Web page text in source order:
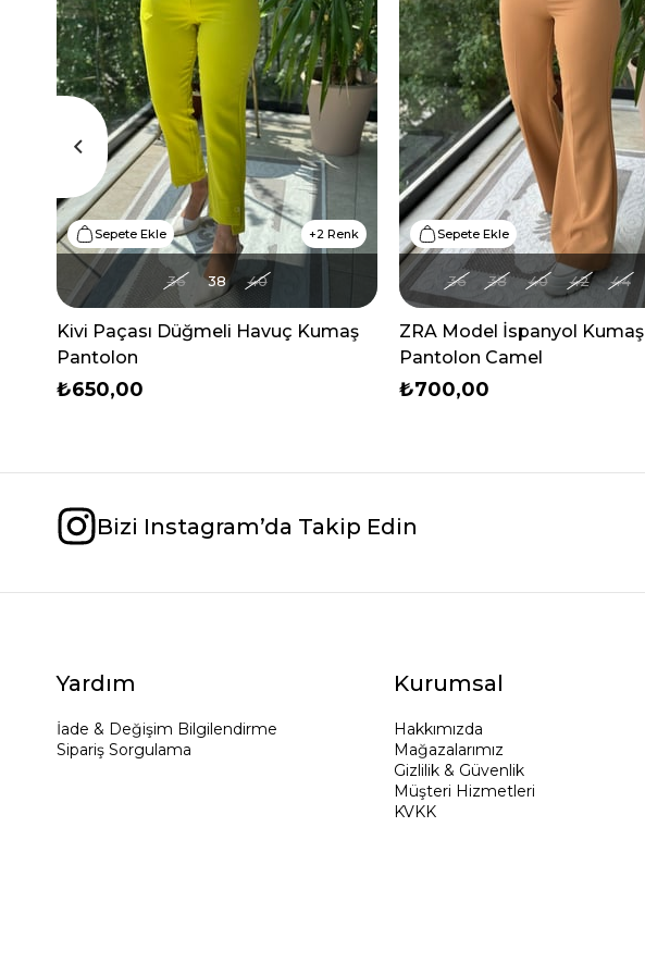
2 Renk
Kivi Paçası Düğmeli Havuç Kumaş
Pantolon
₺650,00
Sepete Ekle
36 38 40
ZRA Model İspanyol Kumaş
Pantolon Camel
₺700,00
Sepete Ekle
36 38 40 42 44
Bizi Instagram’da Takip Edin
Yardım
İade & Değişim Bilgilendirme
Sipariş Sorgulama
Kurumsal
Hakkımızda
Mağazalarımız
Gizlilik & Güvenlik
Müşteri Hizmetleri
KVKK